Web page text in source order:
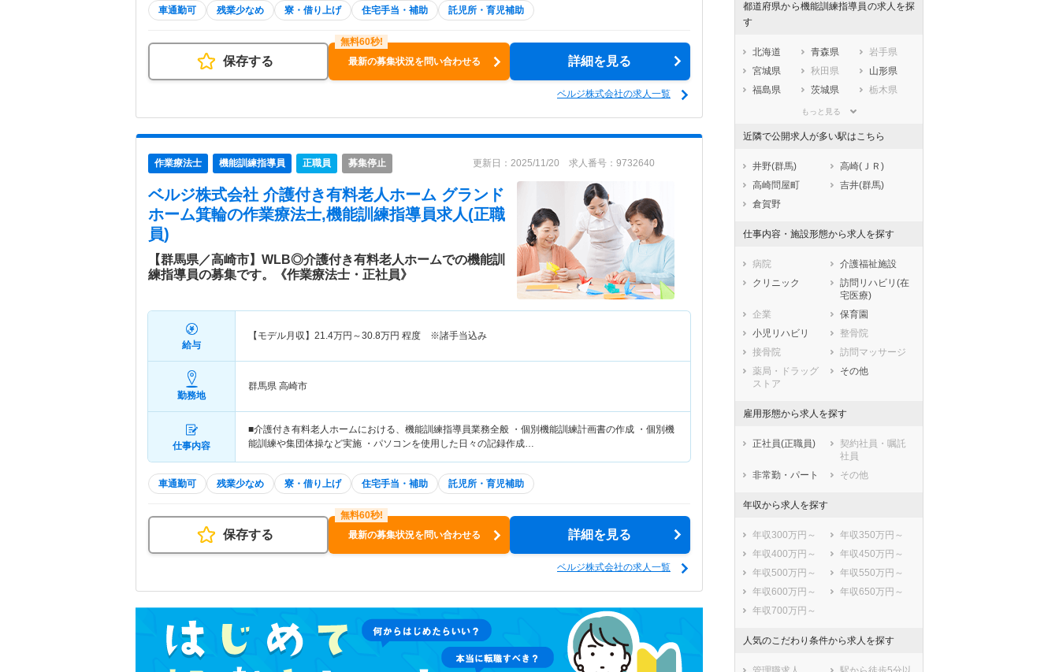
車通勤可 残業少なめ 寮・借り上げ 住宅手当・補助 託児所・育児補助
保存する 最新の募集状況を問い合わせる 詳細を見る
ベルジ株式会社の求人一覧
作業療法士 機能訓練指導員 正職員 募集停止 更新日：2025/11/20 求人番号：9732640
ベルジ株式会社 介護付き有料老人ホーム グランド
ホーム箕輪の作業療法士,機能訓練指導員求人(正職
員)
【群馬県／高崎市】WLB◎介護付き有料老人ホームでの機能訓
練指導員の募集です。《作業療法士・正社員》
給与
【モデル月収】 21.4万円～30.8万円 程度 ※諸手当込み
勤務地
群馬県 高崎市
仕事内容
■介護付き有料老人ホームにおける、機能訓練指導員業務全般 ・個別機能訓練計画書の作成 ・個別機
能訓練や集団体操など実施 ・パソコンを使用した日々の記録作成…
車通勤可 残業少なめ 寮・借り上げ 住宅手当・補助 託児所・育児補助
保存する 最新の募集状況を問い合わせる 詳細を見る
ベルジ株式会社の求人一覧
都道府県から機能訓練指導員の求人を探
す
北海道 青森県
岩手県
宮城県
秋田県
山形県
福島県
茨城県
栃木県
埼玉県
石川県
福井県
岐阜県
静岡県
愛知県
三重県
滋賀県
鳥取県
島根県
岡山県
広島県
山口県
徳島県
香川県
愛媛県
高知県
長崎県
熊本県
大分県
鹿児島県
沖縄県
もっと見る
近隣で公開求人が多い駅はこちら
井野(群馬)
高崎(ＪＲ)
高崎問屋町
吉井(群馬)
倉賀野
仕事内容・施設形態から求人を探す
病院
介護福祉施設
クリニック
訪問リハビリ(在
宅医療)
企業
保育園
小児リハビリ
整骨院
接骨院
訪問マッサージ
薬局・ドラッグ
ストア
その他
雇用形態から求人を探す
正社員(正職員)
契約社員・嘱託
社員
非常勤・パート
その他
年収から求人を探す
年収300万円～
年収350万円～
年収400万円～
年収450万円～
年収500万円～
年収550万円～
年収600万円～
年収650万円～
年収700万円～
人気のこだわり条件から求人を探す